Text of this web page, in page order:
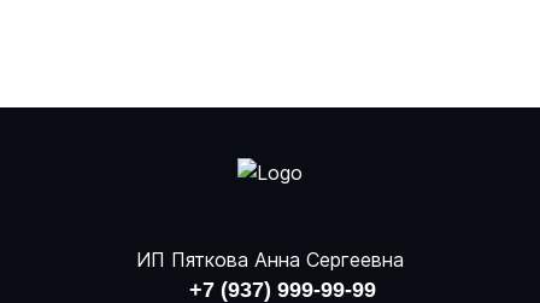
ИП Пяткова Анна Сергеевна
+7 (937) 999-99-99